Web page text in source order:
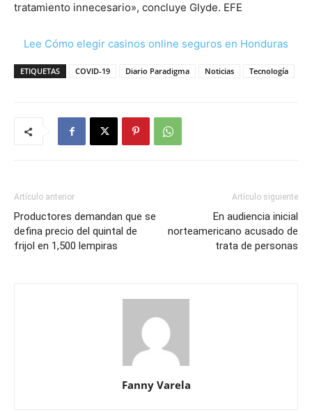
tratamiento innecesario», concluye Glyde. EFE
Lee Cómo elegir casinos online seguros en Honduras
ETIQUETAS COVID-19 Diario Paradigma Noticias Tecnología
Artículo anterior
Productores demandan que se
defina precio del quintal de
frijol en 1,500 lempiras
Artículo siguiente
En audiencia inicial
norteamericano acusado de
trata de personas
Fanny Varela